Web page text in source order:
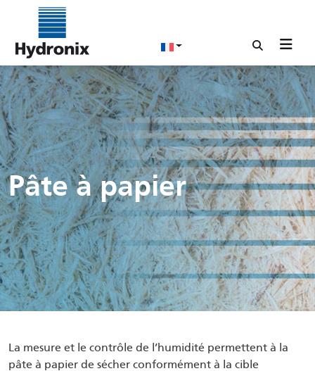
Pâte à papier
La mesure et le contrôle de l’humidité permettent à la
pâte à papier de sécher conformément à la cible